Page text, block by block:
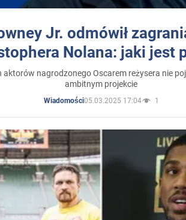
Jr. odmówił
Nolana: jaki jest
aktorów nagrodzonego Oscarem reżysera nie
ambitnym projekcie
Wiadomości05.03.2025 17:04 1